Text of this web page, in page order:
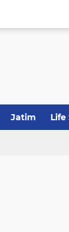
Jatim Life